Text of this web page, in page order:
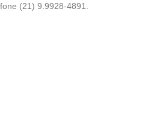
(21) 9.9928-4891.